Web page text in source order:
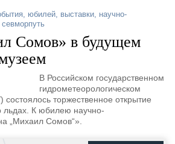
, юбилей, выставки, научно-
севморпуть
Сомов» в будущем
В Российском государственном
гидрометеорологическом
торжественное открытие
льдах. К юбилею научно-
„Михаил Сомов“».